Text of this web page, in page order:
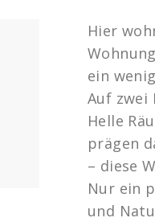
Hier
ein
Auf zwei
Helle
prägen
– diese
Nur ein
und